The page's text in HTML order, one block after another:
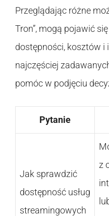
Przeglądając różne
Tron”, mogą pojawić
dostępności, kosztów i
najczęściej
pomóc w podjęciu
Pytanie
Jak sprawdzić
dostępność usług
streamingowych
z